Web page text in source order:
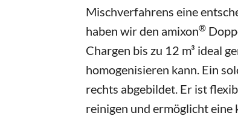
Mischverfahrens eine
haben wir den amixon®
Chargen bis zu 12 m³ ideal
homogenisieren kann. Ein
rechts abgebildet. Er ist
reinigen und ermöglicht